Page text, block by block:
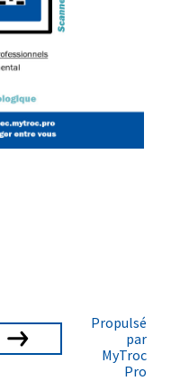
Propulsé
par
MyTroc
Pro